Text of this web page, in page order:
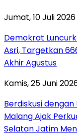
Jumat, 10 Juli 2026
Demokrat
Asri, Targetkan
Akhir Agustus
Kamis, 25 Juni
Berdiskusi
Malang Ajak
Selatan Jatim